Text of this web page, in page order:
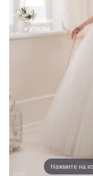
Нажмите на
30+
человек